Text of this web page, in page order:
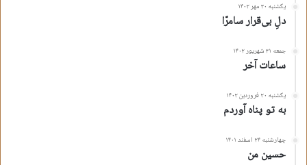
یکشنبه ۳۰ مهر ۱۴۰۲
دلِ بی‌قرار سامرّا
جمعه ۳۱ شهریور ۱۴۰۲
ساعات آخر
یکشنبه ۲۰ فروردین ۱۴۰۲
به تو پناه آوردم
چهارشنبه ۲۴ اسفند ۱۴۰۱
حسین من